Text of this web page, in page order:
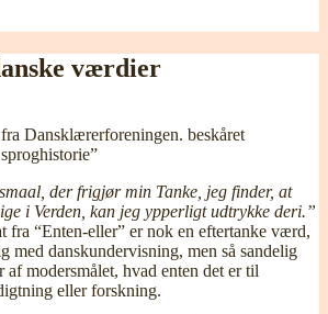
værdier
Dansklærerforeningen. beskåret
der frigjør min Tanke, jeg finder, at
i Verden, kan jeg ypperligt udtrykke deri.”
fra “Enten-eller” er nok en eftertanke værd,
med danskundervisning, men så sandelig
af modersmålet, hvad enten det er til
eller forskning.